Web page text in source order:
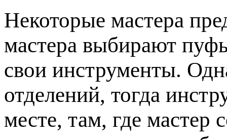
Некоторые мастера
мастера выбирают
свои инструменты.
отделений, тогда
месте, там, где